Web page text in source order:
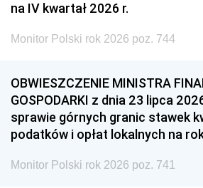
na IV kwartał 2026 r.
Monitor Polski rok 2026 poz. 744
OBWIESZCZENIE MINISTRA
GOSPODARKI z dnia 23 lipca
sprawie górnych granic stawek
podatków i opłat lokalnych na
Monitor Polski rok 2026 poz. 741